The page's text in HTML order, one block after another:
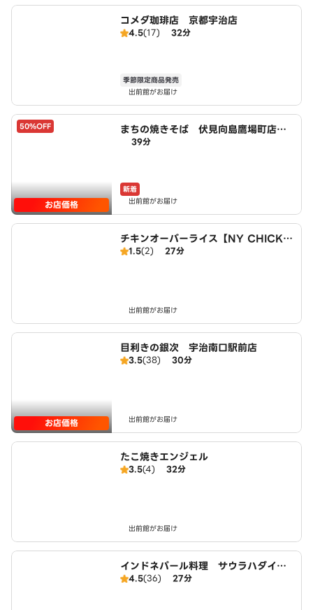
コメダ珈琲店 京都宇治店
4.5(17) 32分
季節限定商品発売
出前館がお届け
50%OFF
お店価格
まちの焼きそば 伏見向島鷹場町店 p
owered by LAWSON
39分
新着
出前館がお届け
チキンオーバーライス【NY CHICKE
N STAND】 城陽店
1.5(2) 27分
出前館がお届け
お店価格
目利きの銀次 宇治南口駅前店
3.5(38) 30分
出前館がお届け
たこ焼きエンジェル
3.5(4) 32分
出前館がお届け
インドネパール料理 サウラハダイニ
ング 大久保店
4.5(36) 27分